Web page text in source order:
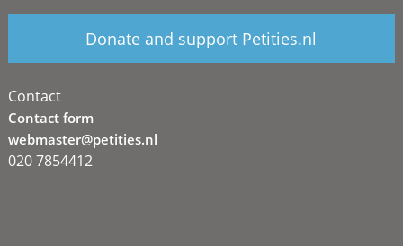
Donate and support Petities.nl
Contact
Contact form
webmaster@petities.nl
020 7854412